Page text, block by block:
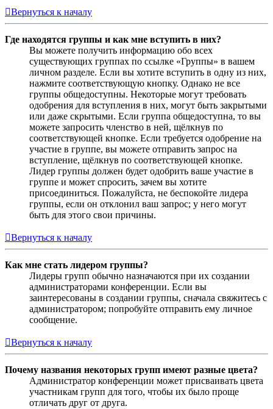
Вернуться к началу
Где находятся группы и как мне вступить в них?
Вы можете получить информацию обо всех
существующих группах по ссылке «Группы» в вашем
личном разделе. Если вы хотите вступить в одну из них,
нажмите соответствующую кнопку. Однако не все
группы общедоступны. Некоторые могут требовать
одобрения для вступления в них, могут быть закрытыми
или даже скрытыми. Если группа общедоступна, то вы
можете запросить членство в ней, щёлкнув по
соответствующей кнопке. Если требуется одобрение на
участие в группе, вы можете отправить запрос на
вступление, щёлкнув по соответствующей кнопке.
Лидер группы должен будет одобрить ваше участие в
группе и может спросить, зачем вы хотите
присоединиться. Пожалуйста, не беспокойте лидера
группы, если он отклонил ваш запрос; у него могут
быть для этого свои причины.
Вернуться к началу
Как мне стать лидером группы?
Лидеры групп обычно назначаются при их создании
администраторами конференции. Если вы
заинтересованы в создании группы, сначала свяжитесь с
администратором; попробуйте отправить ему личное
сообщение.
Вернуться к началу
Почему названия некоторых групп имеют разные цвета?
Администратор конференции может присваивать цвета
участникам групп для того, чтобы их было проще
отличать друг от друга.